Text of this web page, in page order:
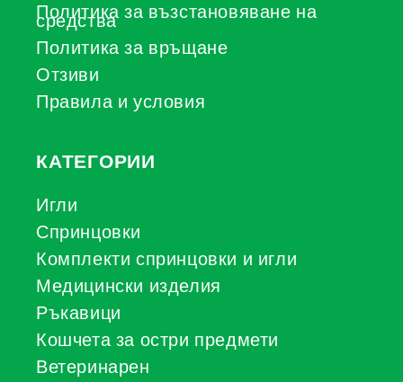
Политика за възстановяване на
средства
Политика за връщане
Отзиви
Правила и условия
КАТЕГОРИИ
Игли
Спринцовки
Комплекти спринцовки и игли
Медицински изделия
Ръкавици
Кошчета за остри предмети
Ветеринарен